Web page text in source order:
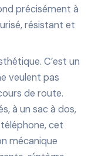
précisément à
résistant et
C’est un
veulent pas
de route.
à un sac à dos,
cet
mécanique